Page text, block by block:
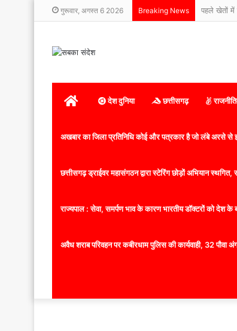
गुरूवार, अगस्त 6 2026 Breaking News पहले खेतों में
होम देश दुनिया छत्तीसगढ़
अखबार का जिला प्रतिनिधि कोई और पत्रकार है जो लंबे अरसे से
छत्तीसगढ़ ड्राईवर महासंगठन द्वारा स्टेरिंग छोड़ों अभियान
राज्यपाल : सेवा, समर्पण भाव के कारण भारतीय डॉक्टरों को देश के
अवैध शराब परिवहन पर कबीरधाम पुलिस की कार्यवाही, 32 पौवा